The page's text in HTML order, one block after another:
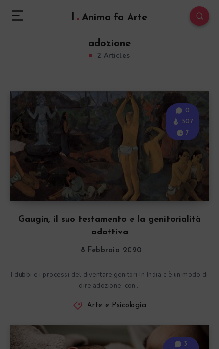
l Anima fa Arte
adozione
2 Articles
Gaugin, il suo testamento e la genitorialità
adottiva
0
507
7
8 Febbraio 2020
I dubbi e i processi del diventare genitori In India c’è un modo di
dire adozione, con…
Arte e Psicologia
3